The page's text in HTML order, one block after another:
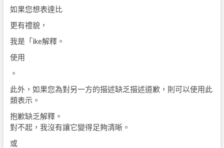
如果您想表達比
更有禮貌，
我是「ike解釋。
使用
。
此外，如果您為對另一方的描述缺乏描述道歉，則可以使用此
類表示。
抱歉缺乏解釋。
對不起，我沒有讓它變得足夠清晰。
或